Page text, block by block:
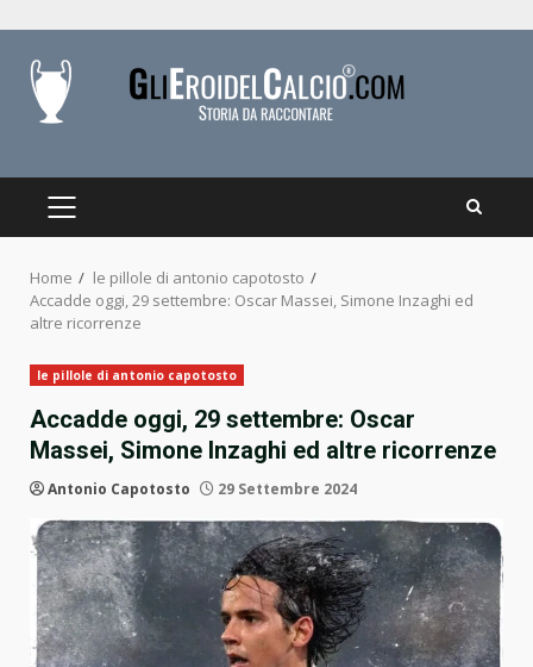
content
PRIMARY
Home
le pillole di antonio capotosto
Accadde oggi, 29 settembre: Oscar Massei, Simone Inzaghi ed
altre ricorrenze
le pillole di antonio capotosto
Accadde oggi, 29 settembre: Oscar
Massei, Simone Inzaghi ed altre ricorrenze
Antonio Capotosto 29 Settembre 2024